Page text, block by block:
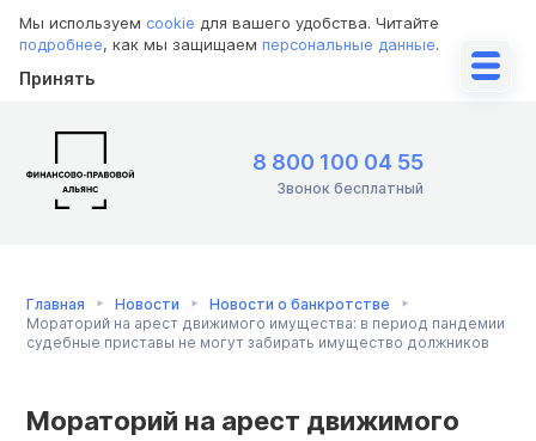
Мы используем cookie для вашего удобства. Читайте
подробнее, как мы защищаем персональные данные.
Принять
8 800 100 04 55
Звонок бесплатный
Главная Новости
Новости о банкротстве
Мораторий на арест движимого имущества: в период пандемии
судебные приставы не могут забирать имущество должников
Мораторий на арест движимого